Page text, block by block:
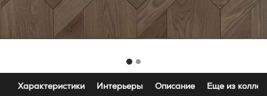
Характеристики Интерьеры Описание Еще из